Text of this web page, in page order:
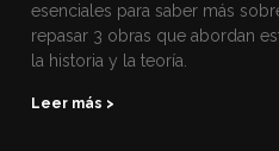
esenciales para saber más
repasar 3 obras que abordan
la historia y la teoría.
Leer más >